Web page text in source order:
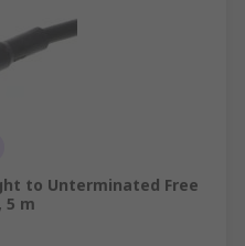
to Unterminated Free
5 m